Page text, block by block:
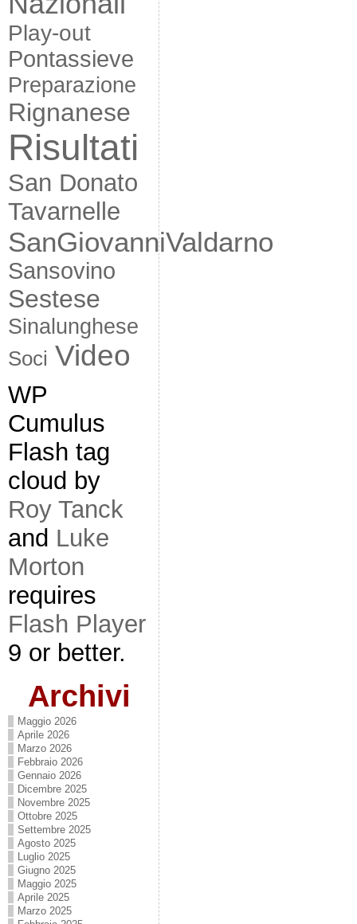
Play-out
Pontassieve
Preparazione
Rignanese
Risultati
San Donato
Tavarnelle
SanGiovanniValdarno
Sansovino
Sestese
Sinalunghese
Soci Video
WP
Cumulus
Flash tag
cloud by
Roy Tanck
and Luke
Morton
requires
Flash Player
9 or better.
Archivi
Maggio 2026
Aprile 2026
Marzo 2026
Febbraio 2026
Gennaio 2026
Dicembre 2025
Novembre 2025
Ottobre 2025
Settembre 2025
Agosto 2025
Luglio 2025
Giugno 2025
Maggio 2025
Aprile 2025
Marzo 2025